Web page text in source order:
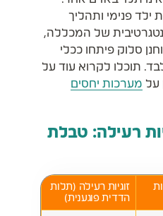
ילד פנימי ותהליך
של המכללה,
סלוק פיתחו ככלי
תוכלו לקרוא עוד על
על מערכות יחסים
רעילה: טבלת
זוגיות רעילה (תלות
הדדית פוגענית)